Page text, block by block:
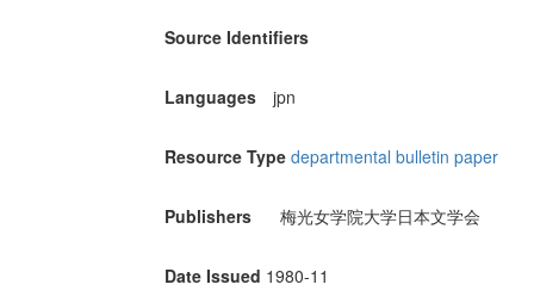
Source Identifiers
Languages jpn
Resource Type departmental bulletin paper
Publishers 梅光女学院大学日本文学会
Date Issued 1980-11